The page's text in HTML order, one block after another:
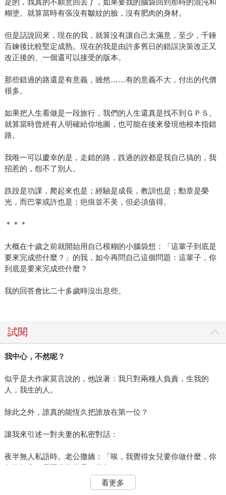
是的，我真的不願意回去了，如果要我的腦袋回到那時的混沌和
糊塗。就算當時有張沒有皺紋的臉，沒有肥肉的身材。
但是話說回來，現在的我，就算沒有讓自己太滿意，至少，千錘
百鍊後比較堅定成熟。現在的我是由許多舊日的錯誤決策改正又
改正後的、一個還可以接受的版本。
那些錯過的路還是有意義，雖然……有的意義不大，付出的代價
很多。
如果把人生看做是一段旅行，我們的人生還真是找不到ＧＰＳ。
就算當時曾經有人明確給你地圖，也可能在後來發現他根本指錯
路。
我唯一可以慶幸的是，走錯的路，跌過的跤都是我自己搞的，我
招惹的，怨不了別人。
跌跤是功課，爬起來也是；經驗是成長，教訓也是；勳章是榮
光，而巴掌或許也是；疤痕並不美，但必須值得。
＊＊＊
大概在十歲之前就開始用自己模糊的小腦袋想：「這輩子到底是
要來完成些什麼？」的我，如今再問自己這個問題：這輩子，你
到底是要來完成些什麼？
我的回答會比二十多歲時沒出息些。
試閱
我中心，不然呢？
似乎是大作家莫言說的，他說著：我只對兩種人負責，生我的
人，我生的人。
除此之外，誰真的能恆久把誰放在第一位？
讓我來引述一對夫妻的私密對話：
夜半無人私語時。老公撒嬌：「唉，我覺得女兒要你做什麼，你
都沒怨言，我要你做什麼，你都……」
「這是當然的呀。」妻子說：「因為她是我心中第一位，你是第
看更多